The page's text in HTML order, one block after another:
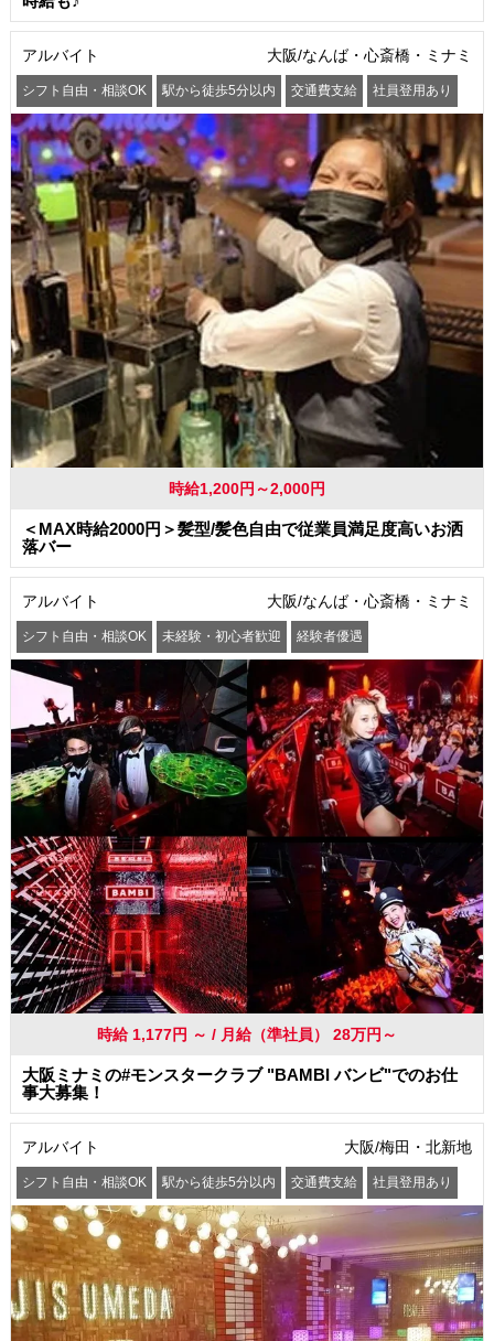
アルバイト 大阪/なんば・心斎橋・ミナミ
シフト自由・相談OK 駅から徒歩5分以内 交通費支給 社員登用あり
時給1,200円～2,000円
＜MAX時給2000円＞髪型/髪色自由で従業員満足度高いお洒
落バー
アルバイト 大阪/なんば・心斎橋・ミナミ
シフト自由・相談OK 未経験・初心者歓迎 経験者優遇
駅から徒歩5分以内 交通費支給 社員登用あり
時給 1,177円 ～ / 月給（準社員） 28万円～
大阪ミナミの#モンスタークラブ "BAMBI バンビ"でのお仕
事大募集！
アルバイト 大阪/梅田・北新地
シフト自由・相談OK 駅から徒歩5分以内 交通費支給 社員登用あり